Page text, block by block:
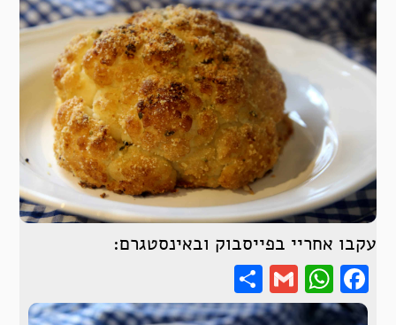
עקבו אחריי בפייסבוק ובאינסטגרם:
Facebook
WhatsApp
Gmail